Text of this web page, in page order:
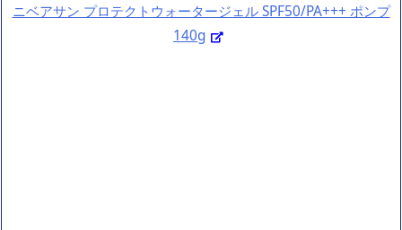
ニベアサン プロテクトウォータージェル SPF50/PA+++ ポンプ
140g